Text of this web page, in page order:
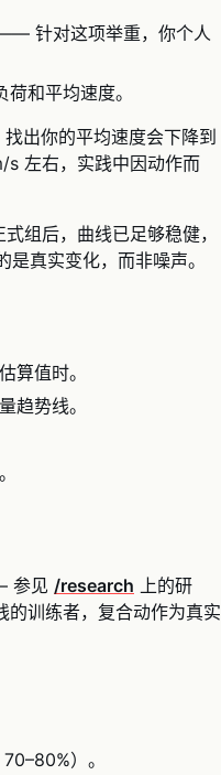
针对这项举重，你个人
和平均速度。
出你的平均速度会下降到
s 左右，实践中因动作而
组后，曲线已足够稳健，
真实变化，而非噪声。
算值时。
趋势线。
参见 /research 上的研
的训练者，复合动作为真实
）。